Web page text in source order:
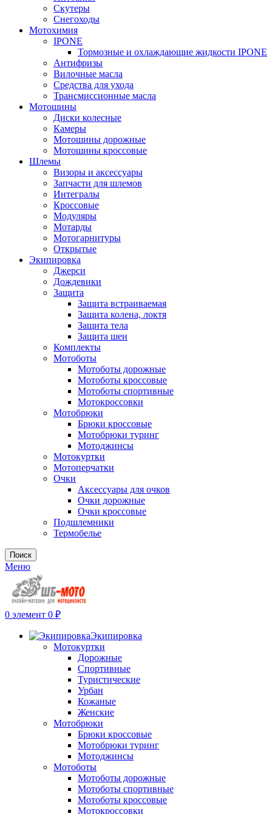
Скутеры
Снегоходы
Мотохимия
IPONE
Тормозные и охлаждающие жидкости IPONE
Антифризы
Вилочные масла
Средства для ухода
Трансмиссионные масла
Мотошины
Диски колесные
Камеры
Мотошины дорожные
Мотошины кроссовые
Шлемы
Визоры и аксессуары
Запчасти для шлемов
Интегралы
Кроссовые
Модуляры
Мотарды
Мотогарнитуры
Открытые
Экипировка
Джерси
Дождевики
Защита
Защита встраиваемая
Защита колена, локтя
Защита тела
Защита шеи
Комплекты
Мотоботы
Мотоботы дорожные
Мотоботы кроссовые
Мотоботы спортивные
Мотокроссовки
Мотобрюки
Брюки кроссовые
Мотобрюки туринг
Мотоджинсы
Мотокуртки
Мотоперчатки
Очки
Аксессуары для очков
Очки дорожные
Очки кроссовые
Подшлемники
Термобелье
Поиск
Меню
0 элемент 0 ₽
Экипировка
Мотокуртки
Дорожные
Спортивные
Туристические
Урбан
Кожаные
Женские
Мотобрюки
Брюки кроссовые
Мотобрюки туринг
Мотоджинсы
Мотоботы
Мотоботы дорожные
Мотоботы спортивные
Мотоботы кроссовые
Мотокроссовки